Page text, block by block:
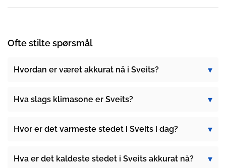
Ofte stilte spørsmål
Hvordan er været akkurat nå i Sveits?
Hva slags klimasone er Sveits?
Hvor er det varmeste stedet i Sveits i dag?
Hva er det kaldeste stedet i Sveits akkurat nå?